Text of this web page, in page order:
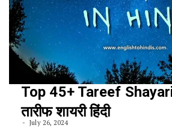
Top 45+ Tareef
तारीफ शायरी हिंदी
July 26, 2024